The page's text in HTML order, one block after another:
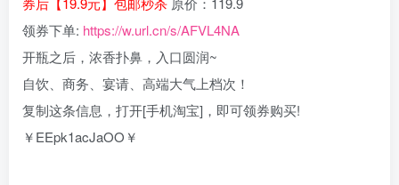
领券下单: https://w.url.cn/s/AFVL4NA
开瓶之后，浓香扑鼻，入口圆润~
自饮、商务、宴请、高端大气上档次！
复制这条信息，打开[手机淘宝]，即可领券购买!
￥EEpk1acJaOO￥